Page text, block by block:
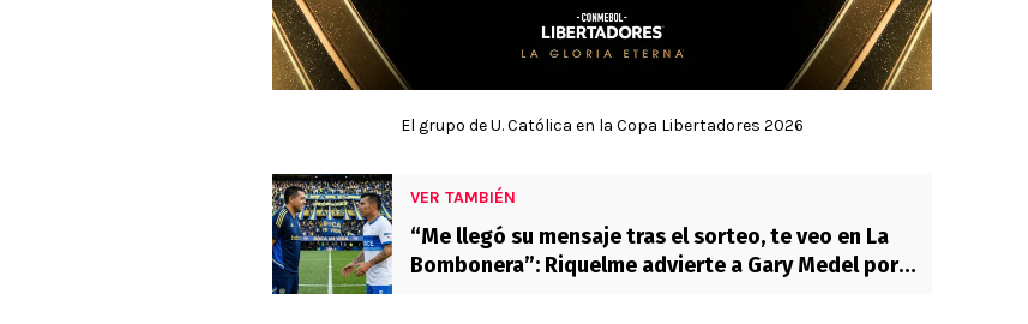
El grupo de U. Católica en la Copa Libertadores 2026
VER TAMBIÉN
“Me llegó su mensaje tras el sorteo, te veo en La
Bombonera”: Riquelme advierte a Gary Medel por